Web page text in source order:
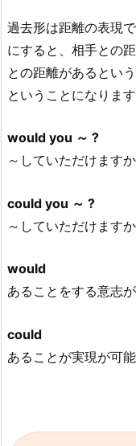
過去形は距離の表現
にすると、相手との
との距離があるとい
ということになりま
would you ～ ?
～していただけます
could you ～ ?
～していただけます
would
あることをする意志
could
あることが実現が可